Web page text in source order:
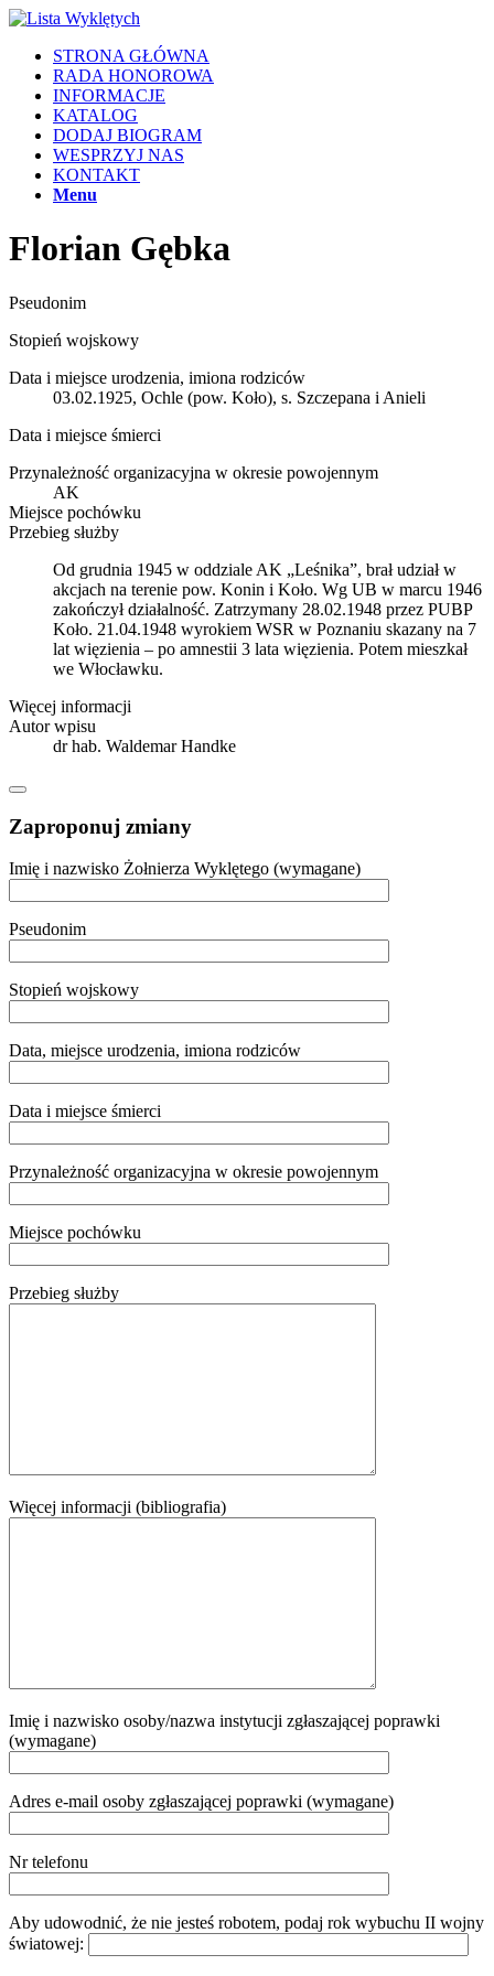
STRONA GŁÓWNA
RADA HONOROWA
INFORMACJE
KATALOG
DODAJ BIOGRAM
WESPRZYJ NAS
KONTAKT
Menu
Florian Gębka
Pseudonim
Stopień wojskowy
Data i miejsce urodzenia, imiona rodziców
03.02.1925, Ochle (pow. Koło), s. Szczepana i Anieli
Data i miejsce śmierci
Przynależność organizacyjna w okresie powojennym
AK
Miejsce pochówku
Przebieg służby
Od grudnia 1945 w oddziale AK „Leśnika”, brał udział w
akcjach na terenie pow. Konin i Koło. Wg UB w marcu 1946
zakończył działalność. Zatrzymany 28.02.1948 przez PUBP
Koło. 21.04.1948 wyrokiem WSR w Poznaniu skazany na 7
lat więzienia – po amnestii 3 lata więzienia. Potem mieszkał
we Włocławku.
Więcej informacji
Autor wpisu
dr hab. Waldemar Handke
Zaproponuj zmiany
Imię i nazwisko Żołnierza Wyklętego (wymagane)
Pseudonim
Stopień wojskowy
Data, miejsce urodzenia, imiona rodziców
Data i miejsce śmierci
Przynależność organizacyjna w okresie powojennym
Miejsce pochówku
Przebieg służby
Więcej informacji (bibliografia)
Imię i nazwisko osoby/nazwa instytucji zgłaszającej poprawki
(wymagane)
Adres e-mail osoby zgłaszającej poprawki (wymagane)
Nr telefonu
Aby udowodnić, że nie jesteś robotem, podaj rok wybuchu II wojny
światowej: